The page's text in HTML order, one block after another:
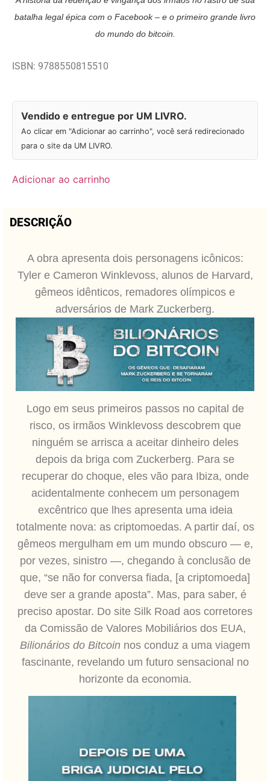
batalha legal épica com o Facebook – e o primeiro grande livro
do mundo do bitcoin.
ISBN: 9788550815510
Vendido e entregue por UM LIVRO.
Ao clicar em "Adicionar ao carrinho", você será redirecionado
para o site da UM LIVRO.
Adicionar ao carrinho
DESCRIÇÃO
A obra apresenta dois personagens icônicos:
Tyler e Cameron Winklevoss, alunos de Harvard,
gêmeos idênticos, remadores olímpicos e
adversários de Mark Zuckerberg.
Logo em seus primeiros passos no capital de
risco, os irmãos Winklevoss descobrem que
ninguém se arrisca a aceitar dinheiro deles
depois da briga com Zuckerberg. Para se
recuperar do choque, eles vão para Ibiza, onde
acidentalmente conhecem um personagem
excêntrico que lhes apresenta uma ideia
totalmente nova: as criptomoedas. A partir daí, os
gêmeos mergulham em um mundo obscuro — e,
por vezes, sinistro —, chegando à conclusão de
que, “se não for conversa fiada, [a criptomoeda]
deve ser a grande aposta”. Mas, para saber, é
preciso apostar. Do site Silk Road aos corretores
da Comissão de Valores Mobiliários dos EUA,
Bilionários do Bitcoin nos conduz a uma viagem
fascinante, revelando um futuro sensacional no
horizonte da economia.